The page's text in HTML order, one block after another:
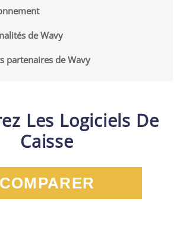
de Wavy
partenaires de Wavy
Les Logiciels De
Caisse
COMPARER